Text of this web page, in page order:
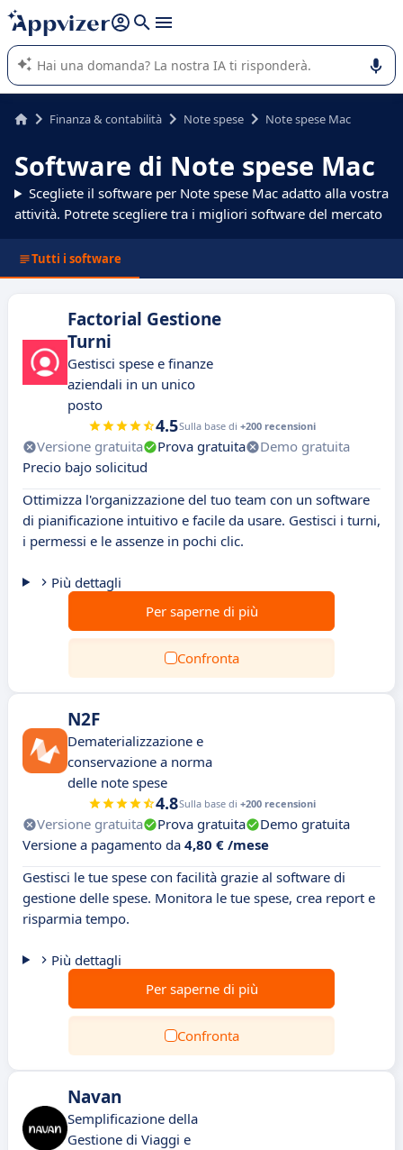
righe con
shift + enter
L'IA di Appvizer vi guida nell'utilizzo o nella scelta di un
software SaaS per la vostra azienda.
Finanza & contabilità Note spese Note spese Mac
Software di Note spese Mac
Scegliete il software per Note spese Mac adatto alla vostra
attività. Potrete scegliere tra i migliori software del mercato
Tutti i software
Factorial Gestione
Turni
Gestisci spese e finanze
aziendali in un unico
posto
4.5Sulla base di +200 recensioni
Versione gratuita Prova gratuita
Demo gratuita
Precio bajo solicitud
Ottimizza l'organizzazione del tuo team con un software
di pianificazione intuitivo e facile da usare. Gestisci i turni,
i permessi e le assenze in pochi clic.
Più dettagli
Per saperne di più
Confronta
N2F
Dematerializzazione e
conservazione a norma
delle note spese
4.8Sulla base di +200 recensioni
Versione gratuita Prova gratuita
Demo gratuita
Versione a pagamento da 4,80 € /mese
Gestisci le tue spese con facilità grazie al software di
gestione delle spese. Monitora le tue spese, crea report e
risparmia tempo.
Più dettagli
Per saperne di più
Confronta
Navan
Semplificazione della
Gestione di Viaggi e